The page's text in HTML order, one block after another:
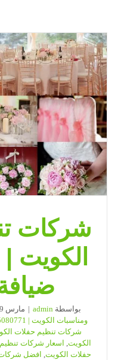
شركات
بواسطة admin
| مارس 2nd, 2019
ومناسبات الكويت | 65080771| ضيافة الكويت
شركات تنظيم حفلات
الكويت, اسعار شركات
حفلات الكويت, افضل